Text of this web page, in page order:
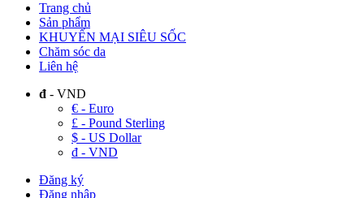
Trang chủ
Sản phẩm
KHUYẾN MẠI SIÊU SỐC
Chăm sóc da
Liên hệ
đ - VND
€ - Euro
£ - Pound Sterling
$ - US Dollar
đ - VND
Đăng ký
Đăng nhập